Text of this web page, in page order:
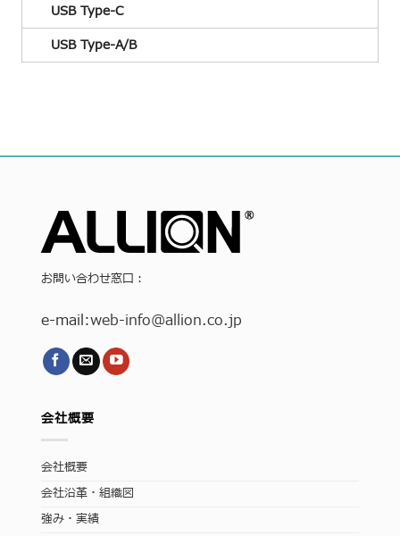
USB Type-C
USB Type-A/B
お問い合わせ窓口：
e-mail:web-info@allion.co.jp
会社概要
会社概要
会社沿革・組織図
強み・実績